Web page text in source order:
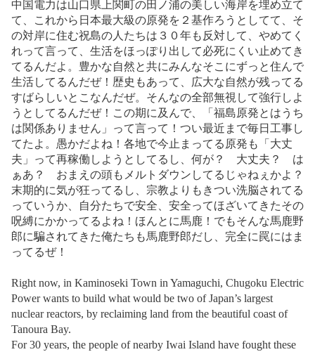
中国電力は山口県上関町の田ノ浦の美しい海岸を埋め立て
て、これから日本最大級の原発を２基作ろうとしてて、そ
の対岸に住む祝島の人たちは３０年も反対して、やめてく
れって言って、生活をほっぽり出して必死にくい止めてき
てるんだよ。豊かな自然と共にみんなそこにずっと住んで
生活してるんだぜ！歴史もあって、広大な自然が残ってる
すばらしいとこなんだぜ。そんなの全部無視して強行しよ
うとしてるんだぜ！この期に及んで、「福島原発とはうち
は関係ありません」って言って！つい最近まで毎日工事し
てたよ。愚かだよね！各地で今止まってる原発も「大丈
夫」って再稼働しようとしてるし、何が？ 大丈夫？ は
ぁあ？ おまえの頭もメルトダウンしてるじゃねぇかよ？
末期的に気が狂ってるし、宗教よりもきつい洗脳されてる
っていうか、自分たちで安全、安全ってほざいてきたその
呪縛にかかってるよね！ほんとに馬鹿！でもそんな馬鹿野
郎に騙されてきた俺たちも馬鹿野郎だし、完全に罠にはま
ってるぜ！
Right now, in Kaminoseki Town in Yamaguchi, Chugoku Electric
Power wants to build what would be two of Japan’s largest
nuclear reactors, by reclaiming land from the beautiful coast of
Tanoura Bay.
For 30 years, the people of nearby Iwai Island have fought these